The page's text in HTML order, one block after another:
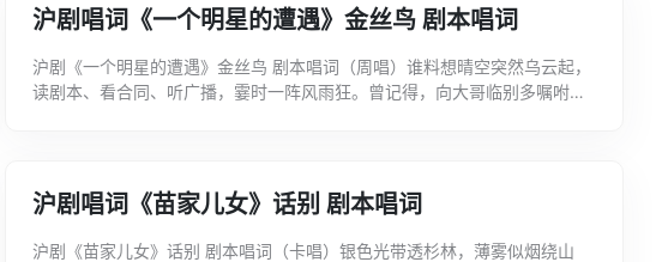
沪剧唱词《一个明星的遭遇》金丝鸟 剧本唱词
沪剧《一个明星的遭遇》金丝鸟 剧本唱词（周唱）谁料想晴空突然乌云起，
读剧本、看合同、听广播，霎时一阵风雨狂。曾记得，向大哥临别多嘱咐，
沪剧唱词《苗家儿女》话别 剧本唱词
沪剧《苗家儿女》话别 剧本唱词（卡唱）银色光带透杉林，薄雾似烟绕山